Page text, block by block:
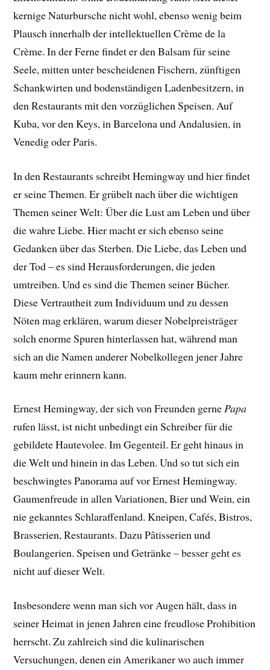
kernige Naturbursche nicht wohl, ebenso wenig beim
Plausch innerhalb der intellektuellen Crème de la
Crème. In der Ferne findet er den Balsam für seine
Seele, mitten unter bescheidenen Fischern, zünftigen
Schankwirten und bodenständigen Ladenbesitzern, in
den Restaurants mit den vorzüglichen Speisen. Auf
Kuba, vor den Keys, in Barcelona und Andalusien, in
Venedig oder Paris.
In den Restaurants schreibt Hemingway und hier findet
er seine Themen. Er grübelt nach über die wichtigen
Themen seiner Welt: Über die Lust am Leben und über
die wahre Liebe. Hier macht er sich ebenso seine
Gedanken über das Sterben. Die Liebe, das Leben und
der Tod – es sind Herausforderungen, die jeden
umtreiben. Und es sind die Themen seiner Bücher.
Diese Vertrautheit zum Individuum und zu dessen
Nöten mag erklären, warum dieser Nobelpreisträger
solch enorme Spuren hinterlassen hat, während man
sich an die Namen anderer Nobelkollegen jener Jahre
kaum mehr erinnern kann.
Ernest Hemingway, der sich von Freunden gernePapa
rufen lässt, ist nicht unbedingt ein Schreiber für die
gebildete Hautevolee. Im Gegenteil. Er geht hinaus in
die Welt und hinein in das Leben. Und so tut sich ein
beschwingtes Panorama auf vor Ernest Hemingway.
Gaumenfreude in allen Variationen, Bier und Wein, ein
nie gekanntes Schlaraffenland. Kneipen, Cafés, Bistros,
Brasserien, Restaurants. Dazu Pâtisserien und
Boulangerien. Speisen und Getränke – besser geht es
nicht auf dieser Welt.
Insbesondere wenn man sich vor Augen hält, dass in
seiner Heimat in jenen Jahren eine freudlose Prohibition
herrscht. Zu zahlreich sind die kulinarischen
Versuchungen, denen ein Amerikaner wo auch immer